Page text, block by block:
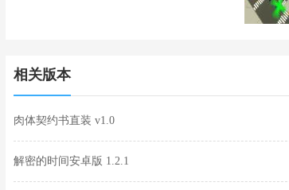
相关版本
肉体契约书直装 v1.0
解密的时间安卓版 1.2.1